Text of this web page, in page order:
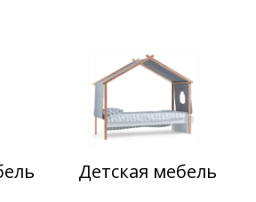
Детская мебель